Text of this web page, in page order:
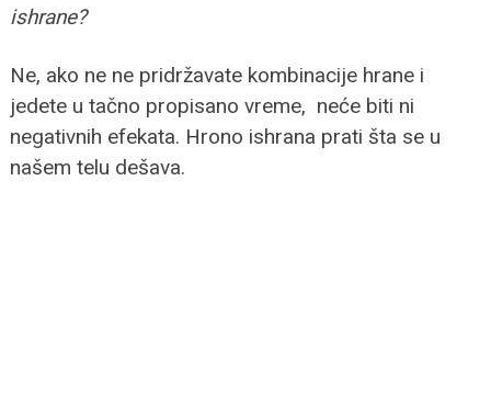
ishrane?
Ne, ako ne ne pridržavate kombinacije hrane i
jedete u tačno propisano vreme, neće biti ni
negativnih efekata. Hrono ishrana prati šta se u
našem telu dešava.